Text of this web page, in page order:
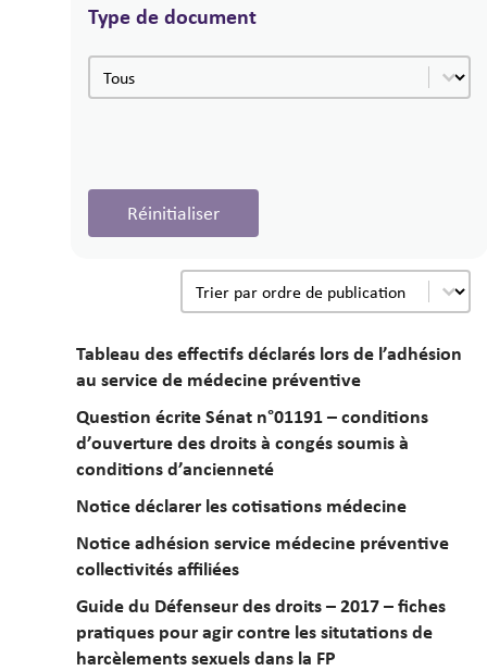
Type de document
Type de document
Type de document
Réinitialiser
Date de publication
Trier le contenu
Tableau des effectifs déclarés lors de l’adhésion
au service de médecine préventive
Question écrite Sénat n°01191 – conditions
d’ouverture des droits à congés soumis à
conditions d’ancienneté
Notice déclarer les cotisations médecine
Notice adhésion service médecine préventive
collectivités affiliées
Guide du Défenseur des droits – 2017 – fiches
pratiques pour agir contre les situtations de
harcèlements sexuels dans la FP